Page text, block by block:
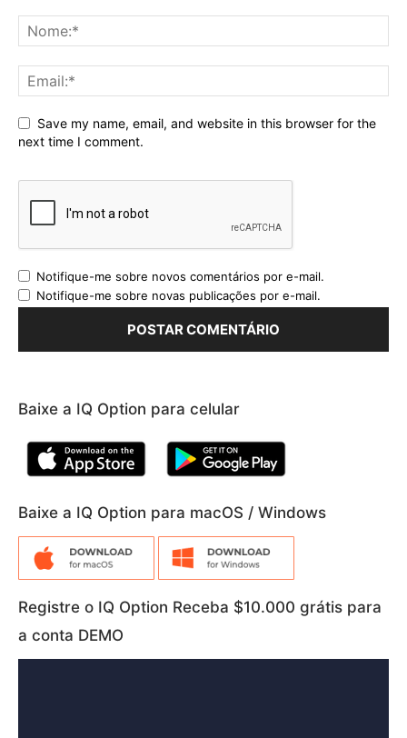
Save my name, email, and website in this browser for the
next time I comment.
Notifique-me sobre novos comentários por e-mail.
Notifique-me sobre novas publicações por e-mail.
Baixe a IQ Option para celular
Baixe a IQ Option para macOS / Windows
Registre o IQ Option Receba $10.000 grátis para
a conta DEMO